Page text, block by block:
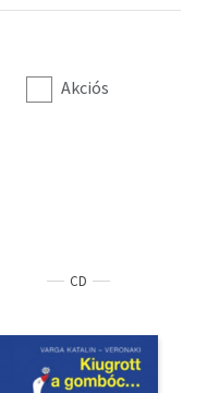
Akciós
CD